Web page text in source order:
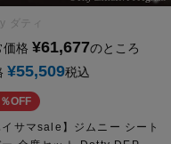
ダティ
価格 ¥61,677のところ
¥55,509税込
OFF
イサマsale】ジムニー シート